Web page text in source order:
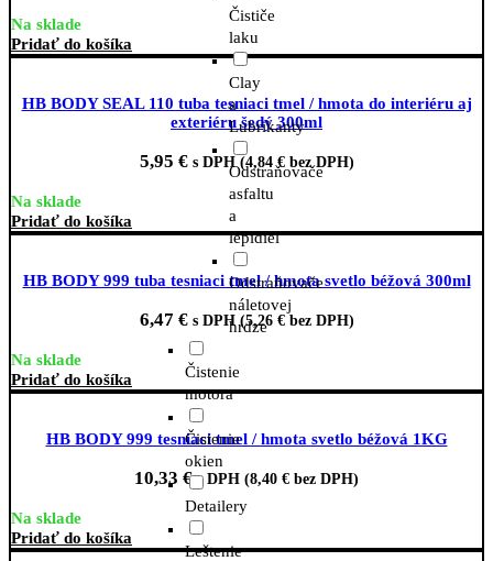
Čističe
laku
Clay
a
Lubrikanty
Odstraňovače
asfaltu
a
lepidiel
Odstraňovače
náletovej
hrdze
Čistenie
motora
Čistenie
okien
Detailery
Leštenie
Na sklade
Pridať do košíka
HB BODY SEAL 110 tuba tesniaci tmel / hmota do interiéru aj
exteriéru šedý 300ml
5,95 € s DPH (4,84€bez DPH)
Na sklade
Pridať do košíka
HB BODY 999 tuba tesniaci tmel / hmota svetlo béžová 300ml
6,47 € s DPH (5,26 €bez DPH)
Na sklade
Pridať do košíka
HB BODY 999 tesniaci tmel / hmota svetlo béžová 1KG
10,33 € s DPH (8,40 € bez DPH)
Na sklade
Pridať do košíka